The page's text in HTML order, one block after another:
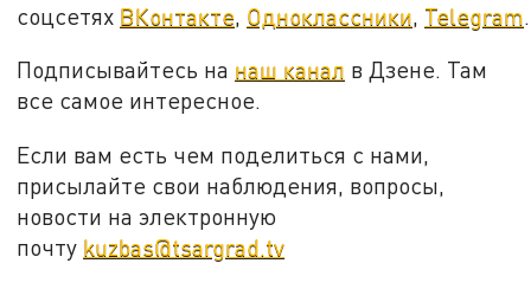
соцсетях ВКонтакте, Одноклассники, Telegram.
Подписывайтесь на наш канал в Дзене. Там
все самое интересное.
Если вам есть чем поделиться с нами,
присылайте свои наблюдения, вопросы,
новости на электронную
почту kuzbas@tsargrad.tv